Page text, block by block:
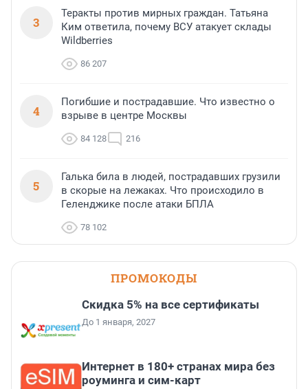
3
Теракты против мирных граждан. Татьяна
Ким ответила, почему ВСУ атакует склады
Wildberries
86 207
4
Погибшие и пострадавшие. Что известно о
взрыве в центре Москвы
84 128 216
5
Галька била в людей, пострадавших грузили
в скорые на лежаках. Что происходило в
Геленджике после атаки БПЛА
78 102
ПРОМОКОДЫ
Скидка 5% на все сертификаты
До 1 января, 2027
Интернет в 180+ странах мира без
роуминга и сим-карт